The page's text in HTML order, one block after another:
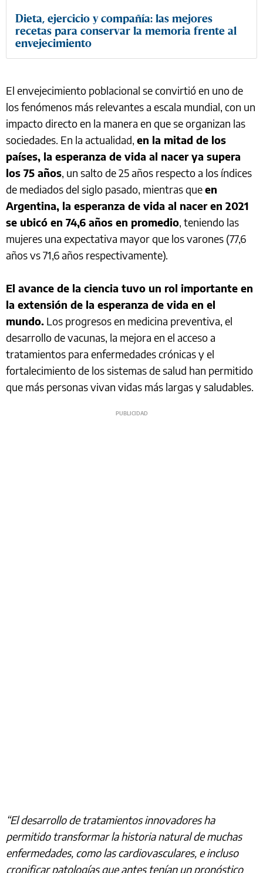
Dieta, ejercicio y compañía: las mejores
recetas para conservar la memoria frente al
envejecimiento
El envejecimiento poblacional se convirtió en uno de
los fenómenos más relevantes a escala mundial, con un
impacto directo en la manera en que se organizan las
sociedades. En la actualidad, en la mitad de los
países, la esperanza de vida al nacer ya supera
los 75 años, un salto de 25 años respecto a los índices
de mediados del siglo pasado, mientras queen
Argentina, la esperanza de vida al nacer en 2021
se ubicó en 74,6 años en promedio, teniendo las
mujeres una expectativa mayor que los varones (77,6
años vs 71,6 años respectivamente).
El avance de la ciencia tuvo un rol importante en
la extensión de la esperanza de vida en el
mundo. Los progresos en medicina preventiva, el
desarrollo de vacunas, la mejora en el acceso a
tratamientos para enfermedades crónicas y el
fortalecimiento de los sistemas de salud han permitido
que más personas vivan vidas más largas y saludables.
“El desarrollo de tratamientos innovadores ha
permitido transformar la historia natural de muchas
enfermedades, como las cardiovasculares, e incluso
cronificar patologías que antes tenían un pronóstico